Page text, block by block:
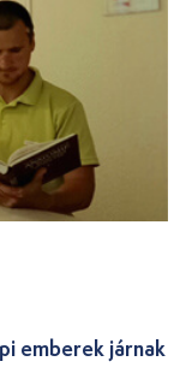
emberek járnak